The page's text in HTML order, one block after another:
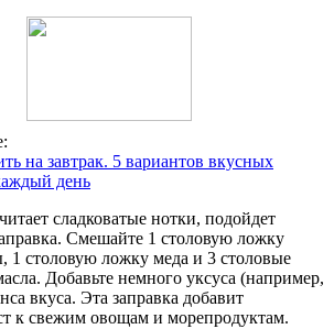
на завтрак. 5 вариантов вкусных
день
сладковатые нотки, подойдет
Смешайте 1 столовую ложку
1 столовую ложку меда и 3 столовые
Добавьте немного уксуса (например,
вкуса. Эта заправка добавит
к свежим овощам и морепродуктам.